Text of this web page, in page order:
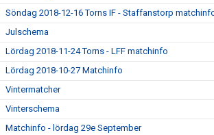
Söndag 2018-12-16 Torns IF - Staffanstorp
Julschema
Lördag 2018-11-24 Torns - LFF matchinfo
Lördag 2018-10-27 Matchinfo
Vintermatcher
Vinterschema
Matchinfo - lördag 29e September